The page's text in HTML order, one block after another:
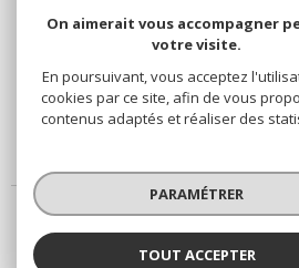
© 2026 | Tous droits réservés |
On aimerait vous accompagner
votre visite.
En poursuivant, vous acceptez
cookies par ce site, afin de vous
contenus adaptés et réaliser des
PARAMÉTRER
TOUT ACCEPTER